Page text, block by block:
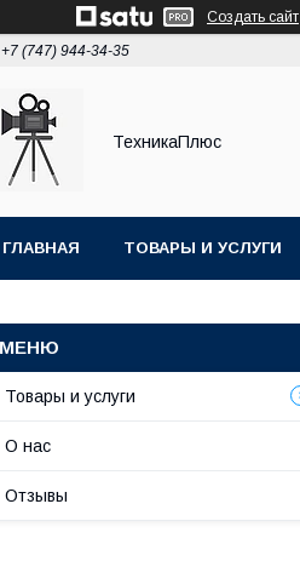
Создать сайт
+7 (747) 944-34-35
ТехникаПлюс
ГЛАВНАЯ ТОВАРЫ И УСЛУГИ
Товары и услуги
О нас
Отзывы